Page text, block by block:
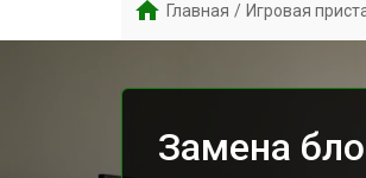
Главная / Игровая
Замена